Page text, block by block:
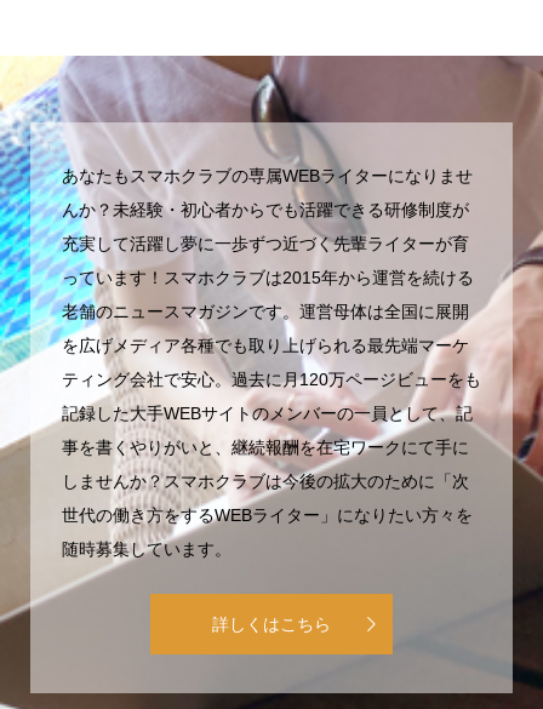
あなたもスマホクラブの専属WEBライターになりませ
んか？未経験・初心者からでも活躍できる研修制度が
充実して活躍し夢に一歩ずつ近づく先輩ライターが育
っています！スマホクラブは2015年から運営を続ける
老舗のニュースマガジンです。運営母体は全国に展開
を広げメディア各種でも取り上げられる最先端マーケ
ティング会社で安心。過去に月120万ページビューをも
記録した大手WEBサイトのメンバーの一員として、記
事を書くやりがいと、継続報酬を在宅ワークにて手に
しませんか？スマホクラブは今後の拡大のために「次
世代の働き方をするWEBライター」になりたい方々を
随時募集しています。
詳しくはこちら